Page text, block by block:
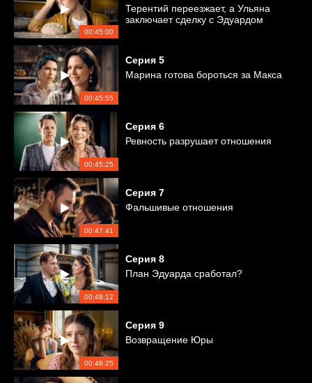
00:45:00
Терентий переезжает, а Ульяна
заключает сделку с Эдуардом
00:45:55
Серия 5
Марина готова бороться за Макса
00:45:25
Серия 6
Ревность разрушает отношения
00:47:41
Серия 7
Фальшивые отношения
00:48:12
Серия 8
План Эдуарда сработал?
00:48:25
Серия 9
Возвращение Юры